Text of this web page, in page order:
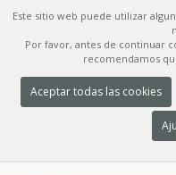
Este sitio web puede utilizar
Por favor, antes de continuar
recomendamos
Aceptar todas las cookies